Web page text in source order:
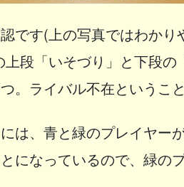
です(上の写真ではわか
段「いそづり」と下段
。ライバル不在というこ
は、青と緑のプレイヤー
になっているので、緑の